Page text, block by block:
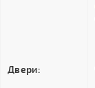
Двери: